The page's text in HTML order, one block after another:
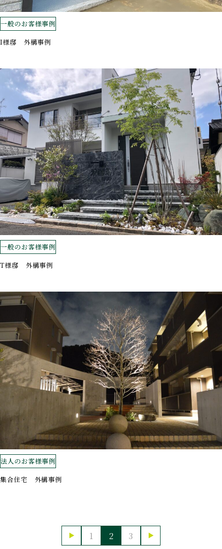
一般のお客様事例
I様邸 外構事例
一般のお客様事例
T様邸 外構事例
法人のお客様事例
集合住宅 外構事例
投
稿
1 2 3